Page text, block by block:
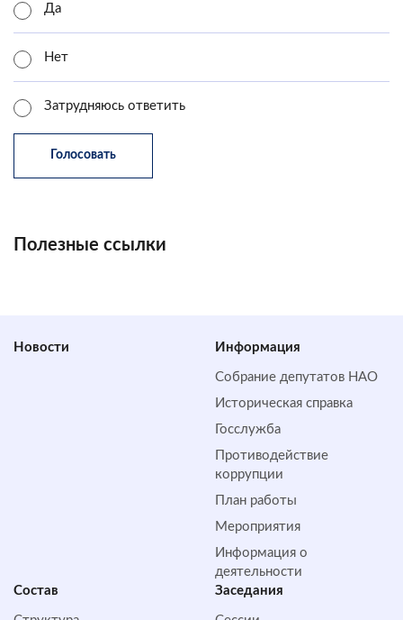
Да
Нет
Затрудняюсь ответить
Полезные ссылки
Новости Информация
Собрание депутатов НАО
Историческая справка
Госслужба
Противодействие
коррупции
План работы
Мероприятия
Информация о
деятельности
Состав
Заседания